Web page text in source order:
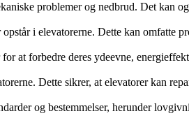
problemer og nedbrud. Det kan
i elevatorerne. Dette kan omfatte
at forbedre deres ydeevne,
Dette sikrer, at elevatorer kan
og bestemmelser, herunder